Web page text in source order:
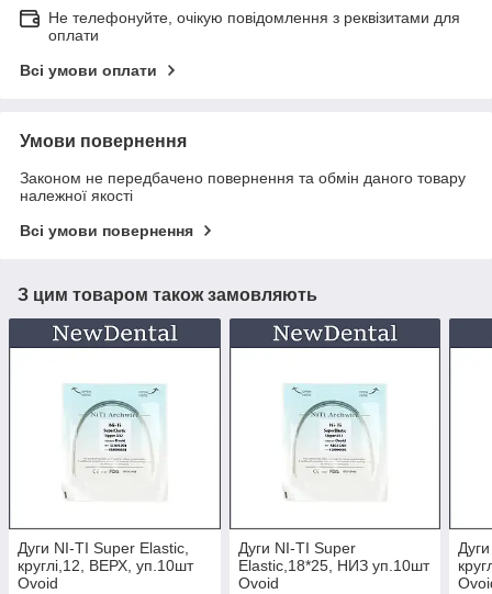
Не телефонуйте, очікую повідомлення з реквізитами для
оплати
Всі умови оплати
Умови повернення
Законом не передбачено повернення та обмін даного товару
належної якості
Всі умови повернення
З цим товаром також замовляють
Дуги NI-TI Super Elastic,
круглі,12, ВЕРХ, уп.10шт
Ovoid
Дуги NI-TI Super
Elastic,18*25, НИЗ уп.10шт
Ovoid